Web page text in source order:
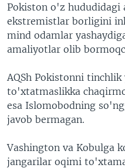
Pokiston o'z hududidagi
ekstremistlar borligini
mind odamlar
amaliyotlar olib
AQSh Pokistonni
to'xtatmaslikka
esa Islomobodning
javob bermagan.
Vashington va Kobulga
jangarilar oqimi